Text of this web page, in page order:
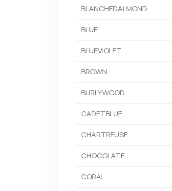
BLANCHEDALMOND
BLUE
BLUEVIOLET
BROWN
BURLYWOOD
CADETBLUE
CHARTREUSE
CHOCOLATE
CORAL